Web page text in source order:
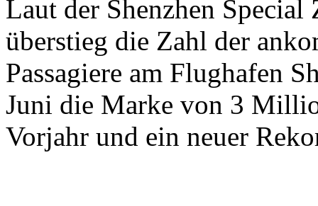
Laut der Shenzhen
überstieg die Zahl der
Passagiere am Flughafen
Juni die Marke von 3
Vorjahr und ein neuer